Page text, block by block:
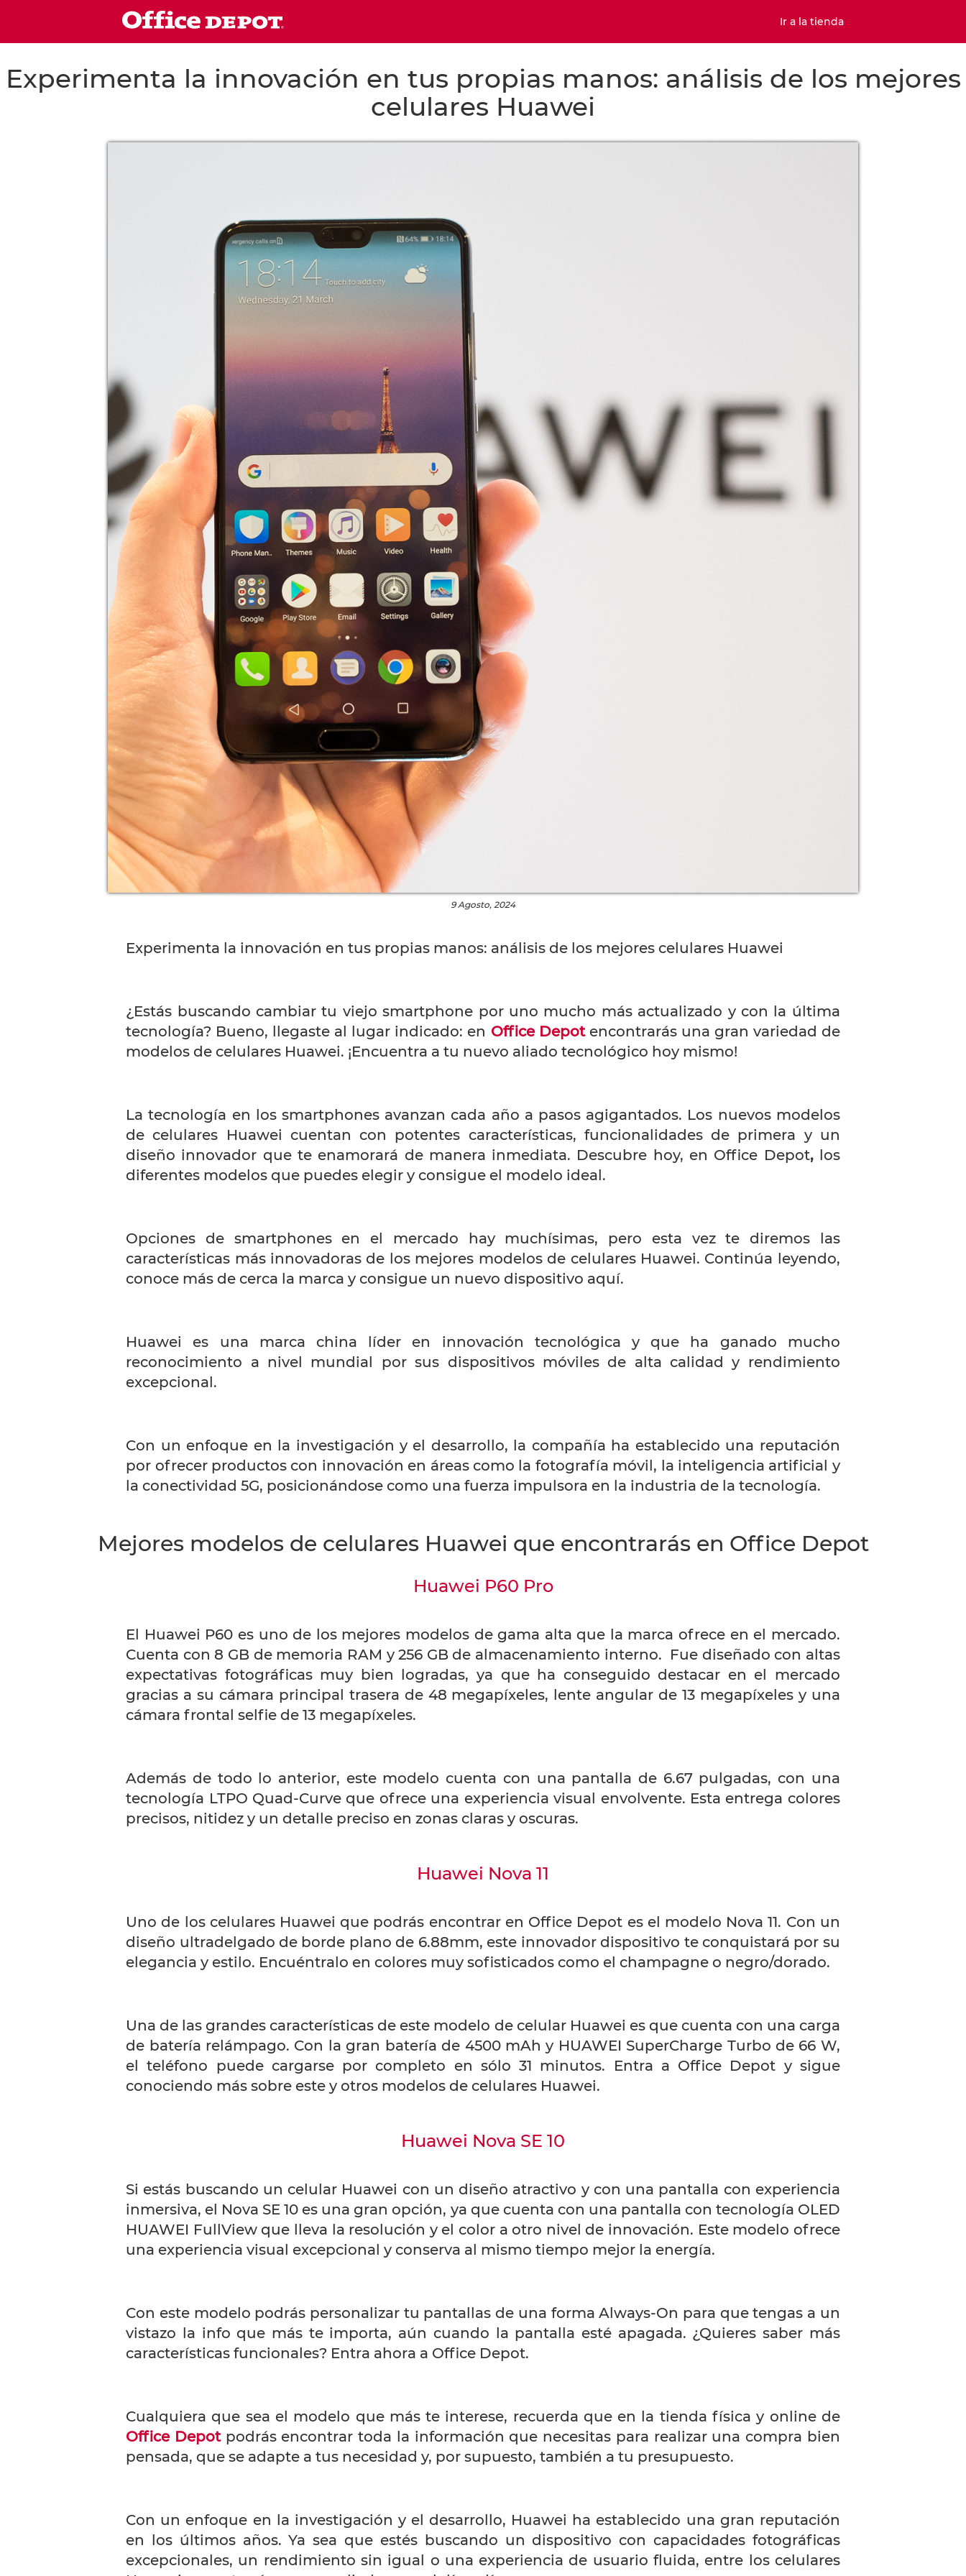
Ir a la tienda
Experimenta la innovación en tus propias manos: análisis de los mejores
celulares Huawei
9 Agosto, 2024
Experimenta la innovación en tus propias manos: análisis de los mejores celulares Huawei
¿Estás buscando cambiar tu viejo smartphone por uno mucho más actualizado y con la última
tecnología? Bueno, llegaste al lugar indicado: en Office Depotencontrarás una gran variedad de
modelos de celulares Huawei. ¡Encuentra a tu nuevo aliado tecnológico hoy mismo!
La tecnología en los smartphones avanzan cada año a pasos agigantados. Los nuevos modelos
de celulares Huawei cuentan con potentes características, funcionalidades de primera y un
diseño innovador que te enamorará de manera inmediata. Descubre hoy, en Office Depot,los
diferentes modelos que puedes elegir y consigue el modelo ideal.
Opciones de smartphones en el mercado hay muchísimas, pero esta vez te diremos las
características más innovadoras de los mejores modelos de celulares Huawei. Continúa leyendo,
conoce más de cerca la marca y consigue un nuevo dispositivo aquí.
Huawei es una marca china líder en innovación tecnológica y que ha ganado mucho
reconocimiento a nivel mundial por sus dispositivos móviles de alta calidad y rendimiento
excepcional.
Con un enfoque en la investigación y el desarrollo, la compañía ha establecido una reputación
por ofrecer productos con innovación en áreas como la fotografía móvil, la inteligencia artificial y
la conectividad 5G, posicionándose como una fuerza impulsora en la industria de la tecnología.
Mejores modelos de celulares Huawei que encontrarás en Office Depot
Huawei P60 Pro
El Huawei P60 es uno de los mejores modelos de gama alta que la marca ofrece en el mercado.
Cuenta con 8 GB de memoria RAM y 256 GB de almacenamiento interno. Fue diseñado con altas
expectativas fotográficas muy bien logradas, ya que ha conseguido destacar en el mercado
gracias a su cámara principal trasera de 48 megapíxeles, lente angular de 13 megapíxeles y una
cámara frontal selfie de 13 megapíxeles.
Además de todo lo anterior, este modelo cuenta con una pantalla de 6.67 pulgadas, con una
tecnología LTPO Quad-Curve que ofrece una experiencia visual envolvente. Esta entrega colores
precisos, nitidez y un detalle preciso en zonas claras y oscuras.
Huawei Nova 11
Uno de los celulares Huawei que podrás encontrar en Office Depot es el modelo Nova 11. Con un
diseño ultradelgado de borde plano de 6.88mm, este innovador dispositivo te conquistará por su
elegancia y estilo. Encuéntralo en colores muy sofisticados como el champagne o negro/dorado.
Una de las grandes características de este modelo de celular Huawei es que cuenta con una carga
de batería relámpago. Con la gran batería de 4500 mAh y HUAWEI SuperCharge Turbo de 66 W,
el teléfono puede cargarse por completo en sólo 31 minutos.⁠ Entra a Office Depot y sigue
conociendo más sobre este y otros modelos de celulares Huawei.
Huawei Nova SE 10
Si estás buscando un celular Huawei con un diseño atractivo y con una pantalla con experiencia
inmersiva, el Nova SE 10 es una gran opción, ya que cuenta con una pantalla con tecnología OLED
HUAWEI FullView que lleva la resolución y el color a otro nivel de innovación. Este modelo ofrece
una experiencia visual excepcional y conserva al mismo tiempo mejor la energía.
Con este modelo podrás personalizar tu pantallas de una forma Always-On para que tengas a un
vistazo la info que más te importa, aún cuando la pantalla esté apagada. ¿Quieres saber más
características funcionales? Entra ahora a Office Depot.
Cualquiera que sea el modelo que más te interese, recuerda que en la tienda física y online de
Office Depotpodrás encontrar toda la información que necesitas para realizar una compra bien
pensada, que se adapte a tus necesidad y, por supuesto, también a tu presupuesto.
Con un enfoque en la investigación y el desarrollo, Huawei ha establecido una gran reputación
en los últimos años. Ya sea que estés buscando un dispositivo con capacidades fotográficas
excepcionales, un rendimiento sin igual o una experiencia de usuario fluida, entre los celulares